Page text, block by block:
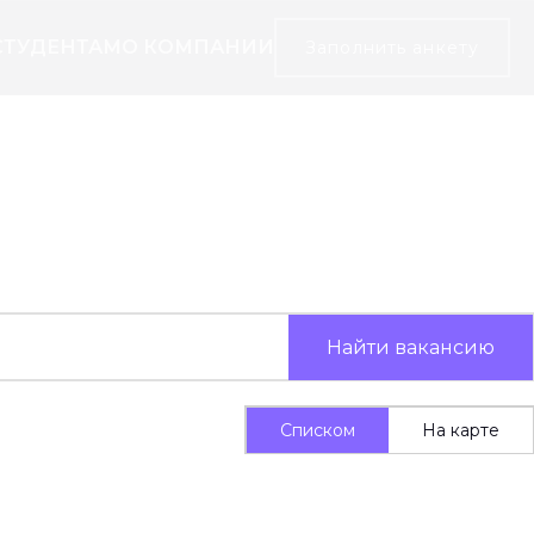
Найти вакансию
Списком На карте